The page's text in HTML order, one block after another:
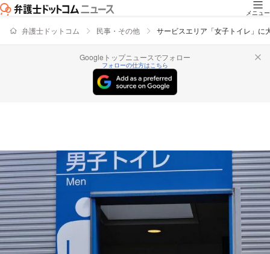
メニュー
弁護士ドットコム 民事・その他 サービスエリア「女子トイレ」に
Googleトップニュースでフォロー
フォローの仕方はこちら